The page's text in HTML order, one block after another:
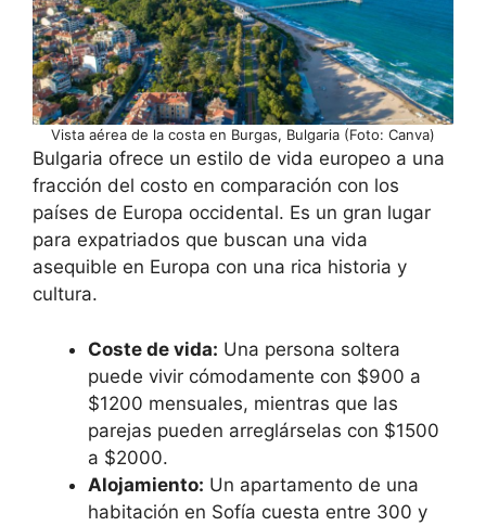
Vista aérea de la costa en Burgas, Bulgaria (Foto: Canva)
Bulgaria ofrece un estilo de vida europeo a una
fracción del costo en comparación con los
países de Europa occidental. Es un gran lugar
para expatriados que buscan una vida
asequible en Europa con una rica historia y
cultura.
Coste de vida: Una persona soltera
puede vivir cómodamente con $900 a
$1200 mensuales, mientras que las
parejas pueden arreglárselas con $1500
a $2000.
Alojamiento: Un apartamento de una
habitación en Sofía cuesta entre 300 y